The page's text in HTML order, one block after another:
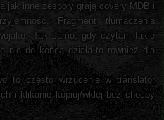
jak inne zespoły grają covery MDB i
Fragment tłumaczenia
Tak samo, gdy czytam takie
nie do końca działa to również dla
to często wrzucenie w translator
i klikanie kopiuj/wklej bez choćby